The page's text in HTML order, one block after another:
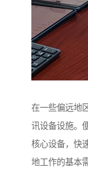
在一些偏远地
讯设备设施。
核心设备，快
地工作的基本